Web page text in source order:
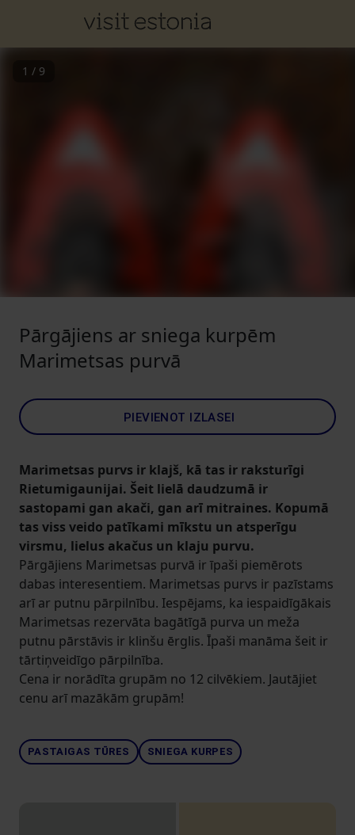
1 / 9
Pārgājiens ar sniega kurpēm
Marimetsas purvā
PIEVIENOT IZLASEI
Marimetsas purvs ir klajš, kā tas ir raksturīgi
Rietumigaunijai. Šeit lielā daudzumā ir
sastopami gan akači, gan arī mitraines. Kopumā
tas viss veido patīkami mīkstu un atsperīgu
virsmu, lielus akačus un klaju purvu.
Pārgājiens Marimetsas purvā ir īpaši piemērots
dabas interesentiem. Marimetsas purvs ir pazīstams
arī ar putnu pārpilnību. Iespējams, ka iespaidīgākais
Marimetsas rezervāta bagātīgā purva un meža
putnu pārstāvis ir klinšu ērglis. Īpaši manāma šeit ir
tārtiņveidīgo pārpilnība.
Cena ir norādīta grupām no 12 cilvēkiem. Jautājiet
cenu arī mazākām grupām!
PASTAIGAS TŪRES SNIEGA KURPES